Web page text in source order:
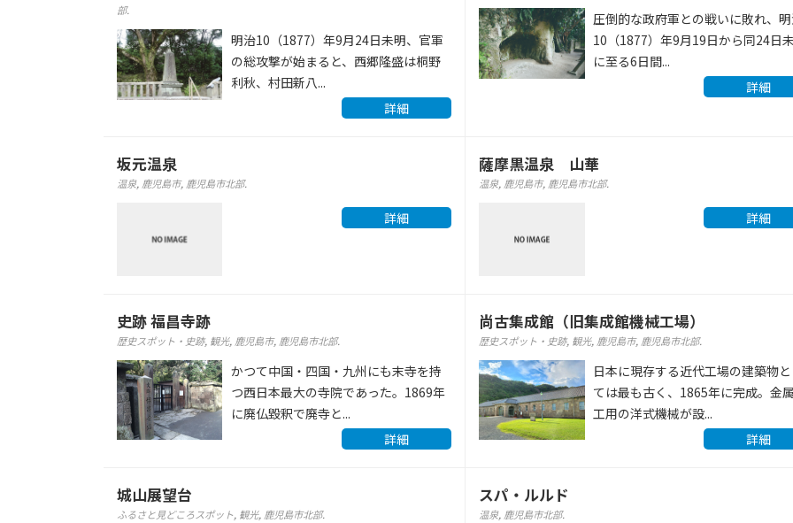
部.
明治10（1877）年9月24日未明、官軍
の総攻撃が始まると、西郷隆盛は桐野
利秋、村田新八...
詳細
圧倒的な政府軍との戦いに敗れ、
10（1877）年9月19日から同24日
に至る6日間...
詳細
坂元温泉
温泉, 鹿児島市, 鹿児島市北部.
詳細
薩摩黒温泉 山華
温泉, 鹿児島市, 鹿児島市北部.
詳細
史跡 福昌寺跡
歴史スポット・史跡, 観光, 鹿児島市, 鹿児島市北部.
かつて中国・四国・九州にも末寺を持
つ西日本最大の寺院であった。1869年
に廃仏毀釈で廃寺と...
詳細
尚古集成館（旧集成館機械工場）
歴史スポット・史跡, 観光, 鹿児島市, 鹿児島市北部.
日本に現存する近代工場の建築物
ては最も古く、1865年に完成。金
工用の洋式機械が設...
詳細
城山展望台
ふるさと見どころスポット, 観光, 鹿児島市北部.
スパ・ルルド
温泉, 鹿児島市北部.